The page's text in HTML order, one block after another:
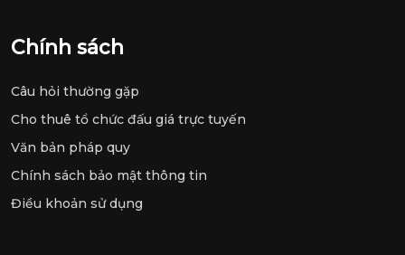
Chính sách
Câu hỏi thường gặp
Cho thuê tổ chức đấu giá trực tuyến
Văn bản pháp quy
Chính sách bảo mật thông tin
Điều khoản sử dụng